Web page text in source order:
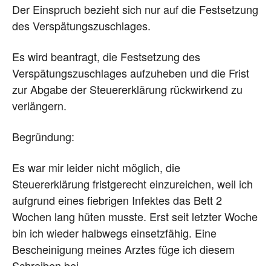
Der Einspruch bezieht sich nur auf die Festsetzung
des Verspätungszuschlages.
Es wird beantragt, die Festsetzung des
Verspätungszuschlages aufzuheben und die Frist
zur Abgabe der Steuererklärung rückwirkend zu
verlängern.
Begründung:
Es war mir leider nicht möglich, die
Steuererklärung fristgerecht einzureichen, weil ich
aufgrund eines fiebrigen Infektes das Bett 2
Wochen lang hüten musste. Erst seit letzter Woche
bin ich wieder halbwegs einsetzfähig. Eine
Bescheinigung meines Arztes füge ich diesem